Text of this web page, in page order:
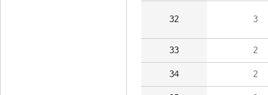
32 3
33 2
34 2